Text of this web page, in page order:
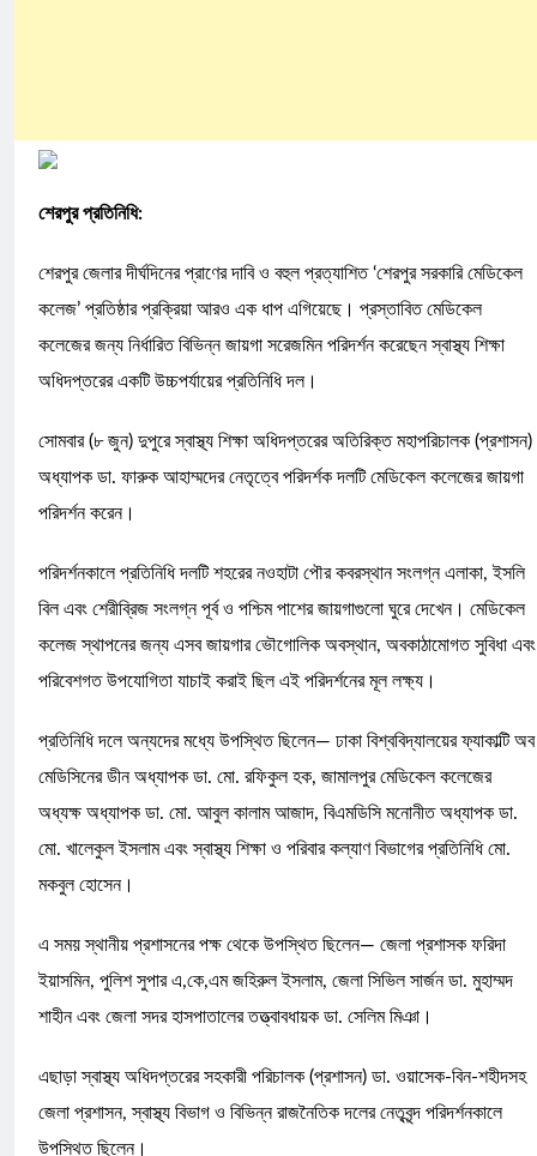
শেরপুর প্রতিনিধি:
​শেরপুর জেলার দীর্ঘদিনের প্রাণের দাবি ও বহুল প্রত্যাশিত ‘শেরপুর সরকারি মেডিকেল
কলেজ’ প্রতিষ্ঠার প্রক্রিয়া আরও এক ধাপ এগিয়েছে। প্রস্তাবিত মেডিকেল
কলেজের জন্য নির্ধারিত বিভিন্ন জায়গা সরেজমিন পরিদর্শন করেছেন স্বাস্থ্য শিক্ষা
অধিদপ্তরের একটি উচ্চপর্যায়ের প্রতিনিধি দল।
​সোমবার (৮ জুন) দুপুরে স্বাস্থ্য শিক্ষা অধিদপ্তরের অতিরিক্ত মহাপরিচালক (প্রশাসন)
অধ্যাপক ডা. ফারুক আহাম্মদের নেতৃত্বে পরিদর্শক দলটি মেডিকেল কলেজের জায়গা
পরিদর্শন করেন।
​পরিদর্শনকালে প্রতিনিধি দলটি শহরের নওহাটা পৌর কবরস্থান সংলগ্ন এলাকা, ইসলি
বিল এবং শেরীব্রিজ সংলগ্ন পূর্ব ও পশ্চিম পাশের জায়গাগুলো ঘুরে দেখেন। মেডিকেল
কলেজ স্থাপনের জন্য এসব জায়গার ভৌগোলিক অবস্থান, অবকাঠামোগত সুবিধা এবং
পরিবেশগত উপযোগিতা যাচাই করাই ছিল এই পরিদর্শনের মূল লক্ষ্য।
​প্রতিনিধি দলে অন্যদের মধ্যে উপস্থিত ছিলেন— ঢাকা বিশ্ববিদ্যালয়ের ফ্যাকাল্টি অব
মেডিসিনের ডীন অধ্যাপক ডা. মো. রফিকুল হক, জামালপুর মেডিকেল কলেজের
অধ্যক্ষ অধ্যাপক ডা. মো. আবুল কালাম আজাদ, বিএমডিসি মনোনীত অধ্যাপক ডা.
মো. খালেকুল ইসলাম এবং স্বাস্থ্য শিক্ষা ও পরিবার কল্যাণ বিভাগের প্রতিনিধি মো.
মকবুল হোসেন।
​এ সময় স্থানীয় প্রশাসনের পক্ষ থেকে উপস্থিত ছিলেন— জেলা প্রশাসক ফরিদা
ইয়াসমিন, পুলিশ সুপার এ,কে,এম জহিরুল ইসলাম, জেলা সিভিল সার্জন ডা. মুহাম্মদ
শাহীন এবং জেলা সদর হাসপাতালের তত্ত্বাবধায়ক ডা. সেলিম মিঞা।
এছাড়া স্বাস্থ্য অধিদপ্তরের সহকারী পরিচালক (প্রশাসন) ডা. ওয়াসেক-বিন-শহীদসহ
জেলা প্রশাসন, স্বাস্থ্য বিভাগ ও বিভিন্ন রাজনৈতিক দলের নেতৃবৃন্দ পরিদর্শনকালে
উপস্থিত ছিলেন।